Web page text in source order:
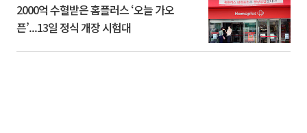
2000억 수혈받은 홈플러스 ‘오늘 가오
픈’...13일 정식 개장 시험대